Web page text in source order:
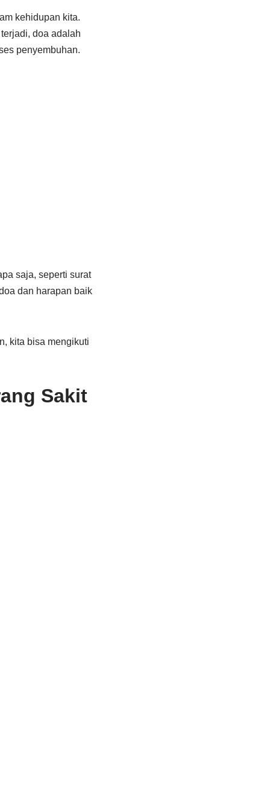
kehidupan kita.
doa adalah
penyembuhan.
saja, seperti surat
dan harapan baik
kita bisa mengikuti
Sakit